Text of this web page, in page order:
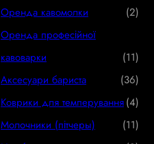
d
c
t
s
o
u
c
t
s
o
u
c
t
s
p
o
d
u
c
p
o
d
u
c
Оренда кавомолки 22
r
o
d
u
Оренда професійної
кавоварки
111
1
p
r
Аксесуари бариста 363
6
p
Коврики для темперування 44
p
Молочники (пітчеры) 111